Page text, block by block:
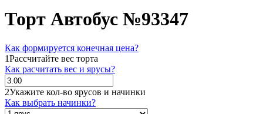
Торт Автобус №93347
Как формируется конечная цена?
1Рассчитайте вес торта
Как расчитать вес и ярусы?
2Укажите кол-во ярусов и начинки
Как выбрать начинки?